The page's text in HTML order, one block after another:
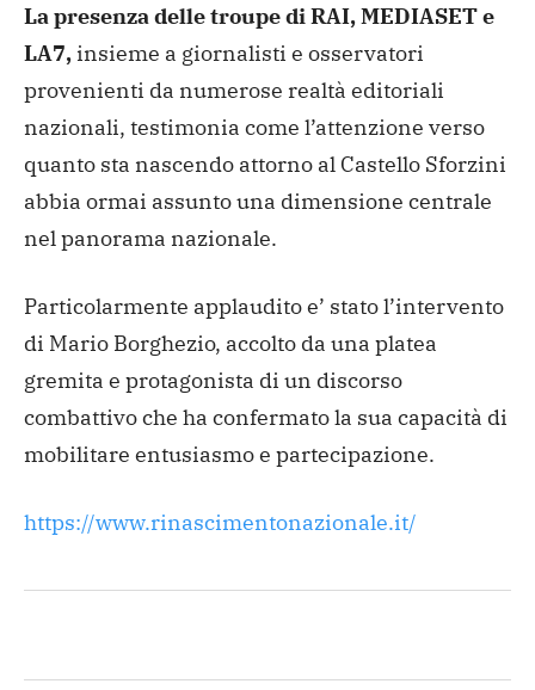
La presenza delle troupe di RAI, MEDIASET e
LA7, insieme a giornalisti e osservatori
provenienti da numerose realtà editoriali
nazionali, testimonia come l’attenzione verso
quanto sta nascendo attorno al Castello Sforzini
abbia ormai assunto una dimensione centrale
nel panorama nazionale.
Particolarmente applaudito e’ stato l’intervento
di Mario Borghezio, accolto da una platea
gremita e protagonista di un discorso
combattivo che ha confermato la sua capacità di
mobilitare entusiasmo e partecipazione.
https://www.rinascimentonazionale.it/